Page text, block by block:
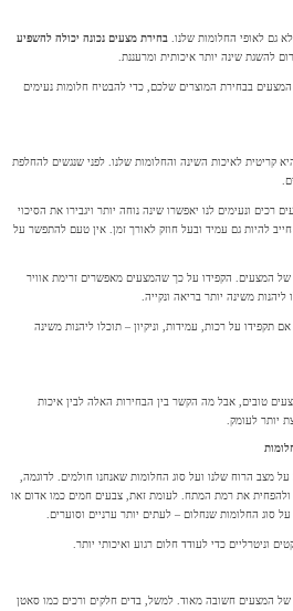
גם לאופי החלומות שלנו. בחירת מצעים נכונה יכולה להשפיע
להשגת שינה יותר איכותית ומרעננת.
בבחירת המוצרים שלכם, כדי להבטיח חלומות נעימים
קריטית לאיכות השינה והחלומות שלנו. לפני שנגשים להחלפת
ונעימים לנו יאפשרו שינה נוחה יותר ויגבירו את הסיכוי
להיות גם עמיד ובעל חוזק לאורך זמן. אין טעם להתפשר על
של המצעים. הקפידו על כך שהמצעים מאפשרים זרימת אוויר
משינה יותר בריאה ונקייה.
על רכות, עמידות, וניקיון – תוכלו ליהנות משינה
טובים, אבל מה הקשר בין הבחירות האלה לבין איכות
יותר לעומק.
מצב הרוח שלנו ועל סוג החלומות שאנחנו חולמים. לדוגמה,
ולהפחית את רמת המתח. לעומת זאת, צבעים חמים כמו אדום או
סוג החלומות שנחלום – לעתים יותר ערניים וסוערים.
וניטרליים כדי לעודד חלום רגוע ואיכותי יותר.
המצעים חשובה מאוד. למשל, בדים חלקים ורכים כמו סאטן